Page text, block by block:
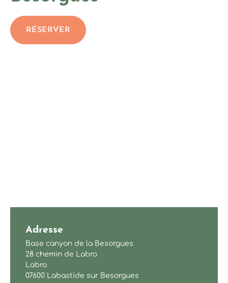
RÉSERVER
Adresse
Base canyon de la Besorgues
28 chemin de Labro
Labro
07600 Labastide sur Besorgues